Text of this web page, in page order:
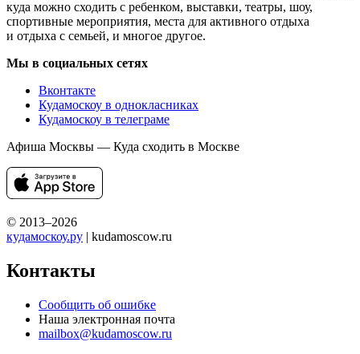
куда можно сходить с ребенком, выставки, театры, шоу,
спортивные мероприятия, места для активного отдыха
и отдыха с семьей, и многое другое.
Мы в социальных сетях
Вконтакте
Кудамоскоу в однокласниках
Кудамоскоу в телеграме
Афиша Москвы — Куда сходить в Москве
© 2013–2026
кудамоскоу.ру | kudamoscow.ru
Контакты
Сообщить об ошибке
Наша электронная почта
mailbox@kudamoscow.ru